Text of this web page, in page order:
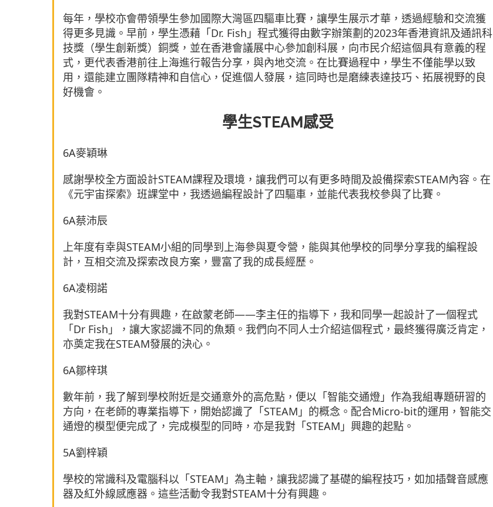
每年，學校亦會帶領學生參加國際大灣區四驅車比賽，讓學生展示才華，透過經驗和交流獲
得更多見識。早前，學生憑藉「Dr. Fish」程式獲得由數字辦策劃的2023年香港資訊及通訊科
技獎（學生創新獎）銅獎，並在香港會議展中心參加創科展，向市民介紹這個具有意義的程
式，更代表香港前往上海進行報告分享，與內地交流。在比賽過程中，學生不僅能學以致
用，還能建立團隊精神和自信心，促進個人發展，這同時也是磨練表達技巧、拓展視野的良
好機會。
學生STEAM感受
6A麥穎琳
感謝學校全方面設計STEAM課程及環境，讓我們可以有更多時間及設備探索STEAM內容。在
《元宇宙探索》班課堂中，我透過編程設計了四驅車，並能代表我校參與了比賽。
6A蔡沛辰
上年度有幸與STEAM小組的同學到上海參與夏令營，能與其他學校的同學分享我的編程設
計，互相交流及探索改良方案，豐富了我的成長經歷。
6A凌栩諾
我對STEAM十分有興趣，在啟蒙老師——李主任的指導下，我和同學一起設計了一個程式
「Dr Fish」，讓大家認識不同的魚類。我們向不同人士介紹這個程式，最終獲得廣泛肯定，
亦奠定我在STEAM發展的決心。
6A鄒梓琪
數年前，我了解到學校附近是交通意外的高危點，便以「智能交通燈」作為我組專題研習的
方向，在老師的專業指導下，開始認識了「STEAM」的概念。配合Micro-bit的運用，智能交
通燈的模型便完成了，完成模型的同時，亦是我對「STEAM」興趣的起點。
5A劉梓穎
學校的常識科及電腦科以「STEAM」為主軸，讓我認識了基礎的編程技巧，如加插聲音感應
器及紅外線感應器。這些活動令我對STEAM十分有興趣。